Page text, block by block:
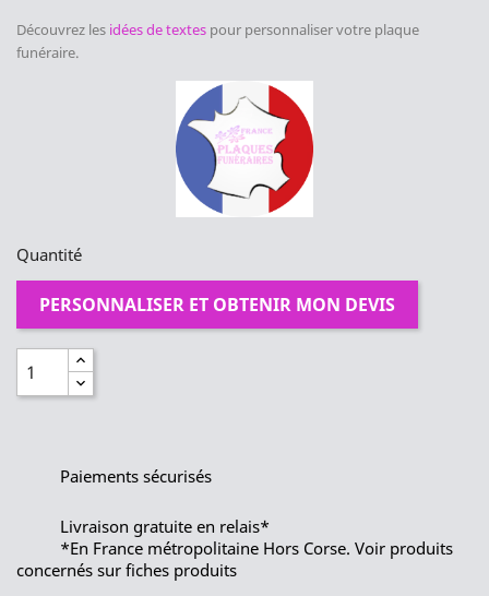
Découvrez les idées de textes pour personnaliser votre plaque
funéraire.
Quantité
PERSONNALISER ET OBTENIR MON DEVIS
Paiements sécurisés
Livraison gratuite en relais*
*En France métropolitaine Hors Corse. Voir produits
concernés sur fiches produits